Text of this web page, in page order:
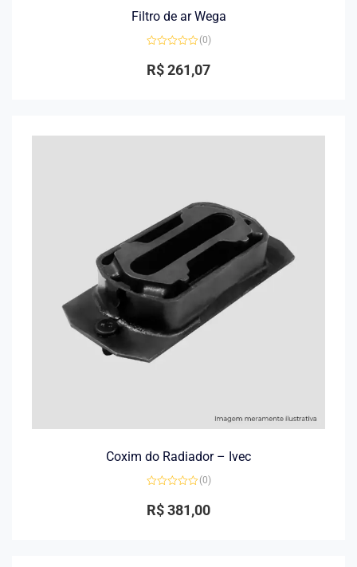
Filtro de ar Wega
0
de
(0)
R$261,07
Coxim do Radiador – Ivec
0
de
(0)
R$381,00